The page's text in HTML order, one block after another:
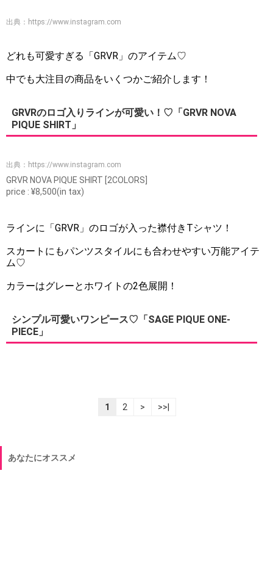
出典： https://www.instagram.com
どれも可愛すぎる「GRVR」のアイテム♡
中でも大注目の商品をいくつかご紹介します！
GRVRのロゴ入りラインが可愛い！♡「GRVR NOVA
PIQUE SHIRT」
出典： https://www.instagram.com
GRVR NOVA PIQUE SHIRT [2COLORS]
price : ¥8,500(in tax)
ラインに「GRVR」のロゴが入った襟付きTシャツ！
スカートにもパンツスタイルにも合わせやすい万能アイテ
ム♡
カラーはグレーとホワイトの2色展開！
シンプル可愛いワンピース♡「SAGE PIQUE ONE-
PIECE」
1 2 > >>|
あなたにオススメ